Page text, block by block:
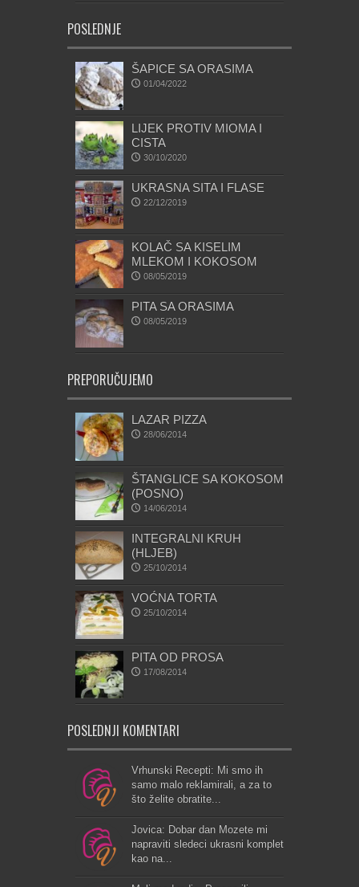
POSLEDNJE
ŠAPICE SA ORASIMA
01/04/2022
LIJEK PROTIV MIOMA I
CISTA
30/10/2020
UKRASNA SITA I FLASE
22/12/2019
KOLAČ SA KISELIM
MLEKOM I KOKOSOM
08/05/2019
PITA SA ORASIMA
08/05/2019
PREPORUČUJEMO
LAZAR PIZZA
28/06/2014
ŠTANGLICE SA KOKOSOM
(POSNO)
14/06/2014
INTEGRALNI KRUH
(HLJEB)
25/10/2014
VOĆNA TORTA
25/10/2014
PITA OD PROSA
17/08/2014
POSLEDNJI KOMENTARI
Vrhunski Recepti: Mi smo ih
samo malo reklamirali, a za to
što želite obratite...
Jovica: Dobar dan Mozete mi
napraviti sledeci ukrasni komplet
kao na...